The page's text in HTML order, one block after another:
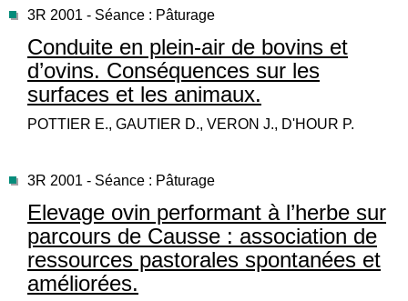
3R 2001 - Séance : Pâturage
Conduite en plein-air de bovins et
d’ovins. Conséquences sur les
surfaces et les animaux.
POTTIER E., GAUTIER D., VERON J., D'HOUR P.
3R 2001 - Séance : Pâturage
Elevage ovin performant à l’herbe sur
parcours de Causse : association de
ressources pastorales spontanées et
améliorées.